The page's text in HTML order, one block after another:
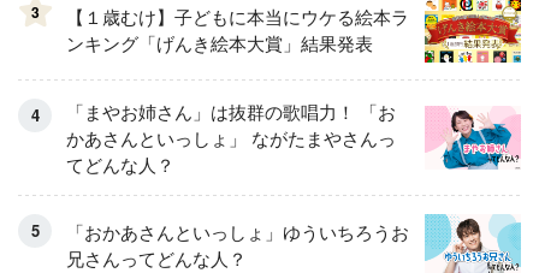
3
【１歳むけ】子どもに本当にウケる絵本ラ
ンキング「げんき絵本大賞」結果発表
「まやお姉さん」は抜群の歌唱力！ 「お
かあさんといっしょ」 ながたまやさんっ
てどんな人？
「おかあさんといっしょ」ゆういちろうお
兄さんってどんな人？